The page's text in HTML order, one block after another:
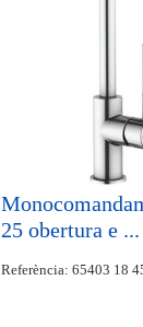
25 obertura e ...
Referència: 65403 18